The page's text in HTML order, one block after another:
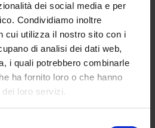
dei social media e per
Condividiamo inoltre
cui utilizza il nostro sito con i
di analisi dei dati web,
i quali potrebbero combinarle
ha fornito loro o che hanno
loro servizi.
poteva essere evitato,
di esami ed evitando il
in uscita verso le
in qualche caso, sono
dalla seconda
potrebbe però gettare